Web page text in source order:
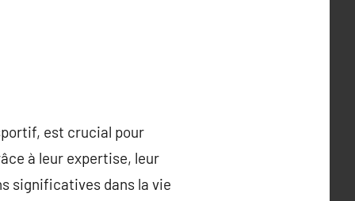
est crucial pour
à leur expertise, leur
significatives dans la vie